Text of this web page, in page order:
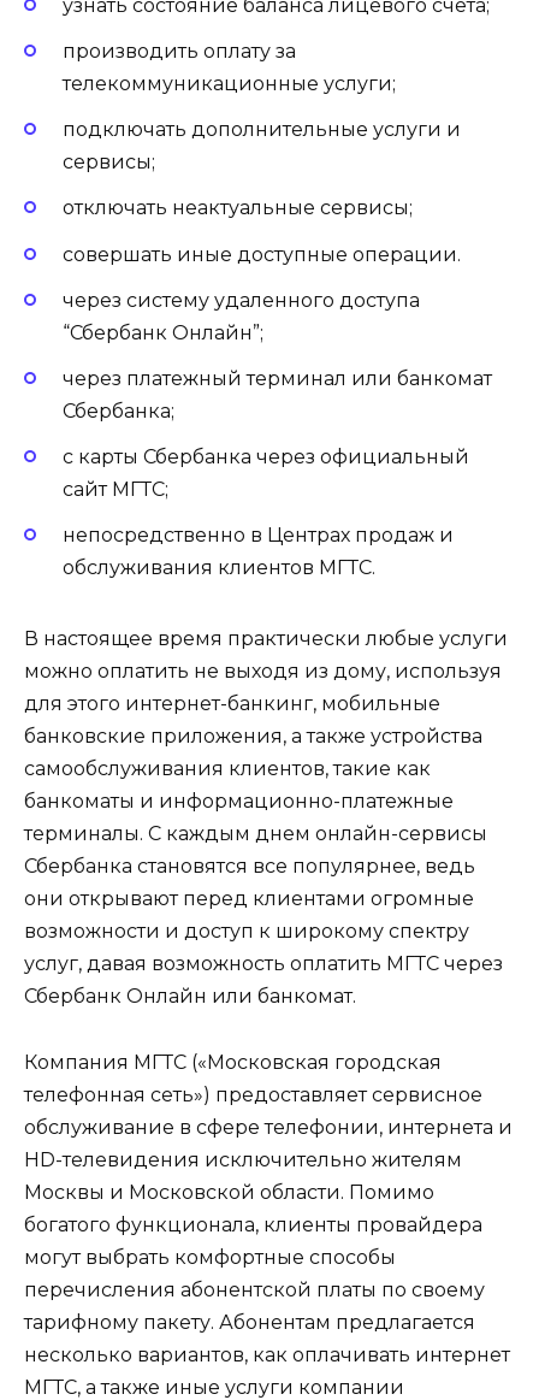
узнать состояние баланса лицевого счета;
производить оплату за
телекоммуникационные услуги;
подключать дополнительные услуги и
сервисы;
отключать неактуальные сервисы;
совершать иные доступные операции.
через систему удаленного доступа
“Сбербанк Онлайн”;
через платежный терминал или банкомат
Сбербанка;
с карты Сбербанка через официальный
сайт МГТС;
непосредственно в Центрах продаж и
обслуживания клиентов МГТС.
В настоящее время практически любые услуги
можно оплатить не выходя из дому, используя
для этого интернет-банкинг, мобильные
банковские приложения, а также устройства
самообслуживания клиентов, такие как
банкоматы и информационно-платежные
терминалы. С каждым днем онлайн-сервисы
Сбербанка становятся все популярнее, ведь
они открывают перед клиентами огромные
возможности и доступ к широкому спектру
услуг, давая возможность оплатить МГТС через
Сбербанк Онлайн или банкомат.
Компания МГТС («Московская городская
телефонная сеть») предоставляет сервисное
обслуживание в сфере телефонии, интернета и
HD-телевидения исключительно жителям
Москвы и Московской области. Помимо
богатого функционала, клиенты провайдера
могут выбрать комфортные способы
перечисления абонентской платы по своему
тарифному пакету. Абонентам предлагается
несколько вариантов, как оплачивать интернет
МГТС, а также иные услуги компании